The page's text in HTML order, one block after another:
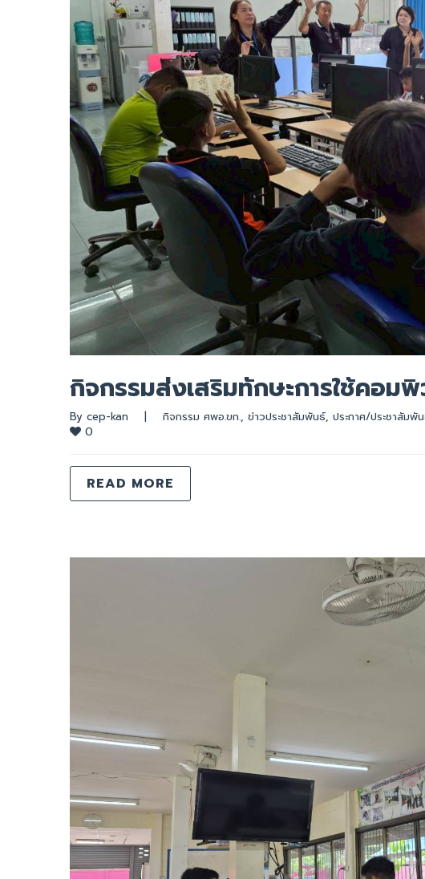
กิจกรรมส่งเสริมทักษะการใช้คอม
By cep-kan | กิจกรรม ศพอ.ขก., ข่าวประชาสัมพันธ์, ประกาศ/ประชาสัมพั
0
READ MORE